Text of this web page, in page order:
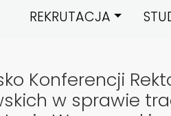
REKRUTACJA
Konferencji
w sprawie